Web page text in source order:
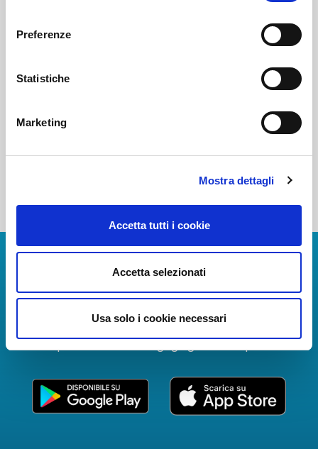
Preferenze
Statistiche
Marketing
Mostra dettagli
Accetta tutti i cookie
Accetta selezionati
Usa solo i cookie necessari
Download Apps
The Guide to Naples International Airport Services!
Real-time information on flights, all services and